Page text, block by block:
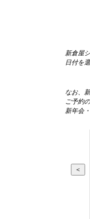
新倉屋
日付を
なお、
ご予約
新年会